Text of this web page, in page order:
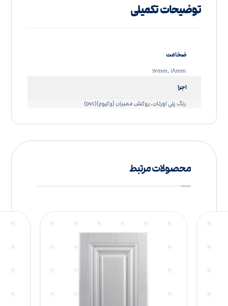
توضیحات تکمیلی
ضخامت
۱۶mm, ۱۸mm
اجرا
رنگ پلی اورتان, روکش ممبران (وکیوم)(pvc)
محصولات مرتبط